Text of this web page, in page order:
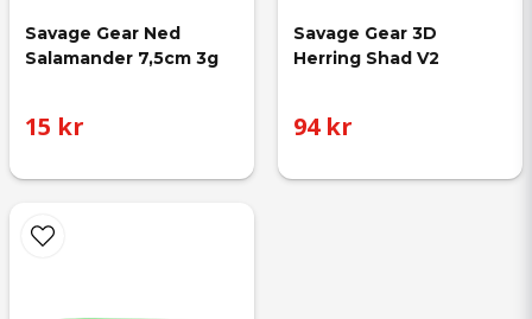
Savage Gear Ned
Salamander 7,5cm 3g
15 kr
Savage Gear 3D
Herring Shad V2
94 kr